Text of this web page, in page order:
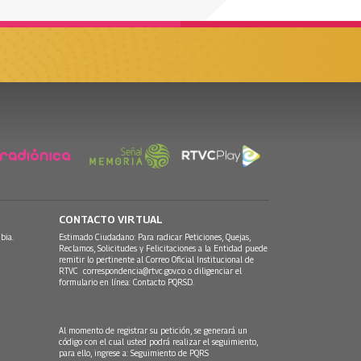
CONTACTO VIRTUAL
Estimado Ciudadano: Para radicar Peticiones, Quejas,
Reclamos, Solicitudes y Felicitaciones a la Entidad puede
remitir lo pertinente al Correo Oficial Institucional de
RTVC correspondencia@rtvc.gov.co o diligenciar el
formulario en línea: Contacto PQRSD.
Al momento de registrar su petición, se generará un
código con el cual usted podrá realizar el seguimiento,
para ello, ingrese a: Seguimiento de PQRS